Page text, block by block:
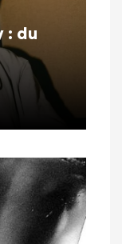
: du